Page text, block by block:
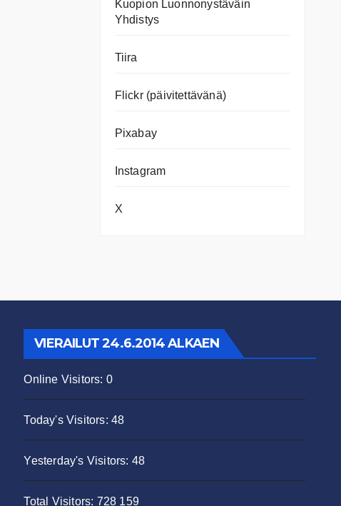
Kuopion Luonnonystäväin
Yhdistys
Tiira
Flickr (päivitettävänä)
Pixabay
Instagram
X
VIERAILUT 24.6.2014 ALKAEN
Online Visitors: 0
Today's Visitors: 48
Yesterday's Visitors: 48
Total Visitors: 728 159